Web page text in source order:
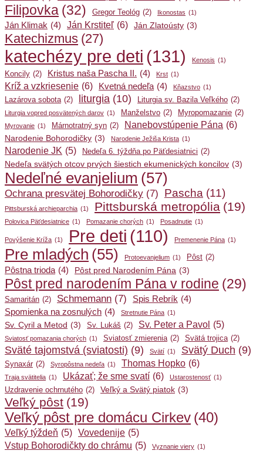
Filipovka (32) Gregor Teológ (2) Ikonostas (1)
Ján Klimak (4) Ján Krstiteľ (6) Ján Zlatoústy (3)
Katechizmus (27)
katechézy pre deti (131) Kenosis (1)
Koncily (2) Kristus naša Pascha II. (4) Krst (1)
Kríž a vzkriesenie (6) Kvetná nedeľa (4) Kňazstvo (1)
Lazárova sobota (2) liturgia (10) Liturgia sv. Bazila Veľkého (2)
Liturgia vopred posvätených darov (1) Manželstvo (2) Myropomazanie (2)
Myrovanie (1) Márnotratný syn (2) Nanebovstúpenie Pána (6)
Narodenie Bohorodičky (3) Narodenie Ježiša Krista (1)
Narodenie JK (5) Nedeľa 6. týždňa po Päťdesiatnici (2)
Nedeľa svätých otcov prvých šiestich ekumenických koncilov (3)
Nedeľné evanjelium (57)
Ochrana presvätej Bohorodičky (7) Pascha (11)
Pittsburská archieparchia (1) Pittsburská metropólia (19)
Polovica Päťdesiatnice (1) Pomazanie chorých (1) Posadnutie (1)
Povýšenie Kríža (1) Pre deti (110) Premenenie Pána (1)
Pre mladých (55) Protoevanjelium (1) Pôst (2)
Pôstna trioda (4) Pôst pred Narodením Pána (3)
Pôst pred narodením Pána v rodine (29)
Samaritán (2) Schmemann (7) Spis Rebrík (4)
Spomienka na zosnulých (4) Stretnutie Pána (1)
Sv. Cyril a Metod (3) Sv. Lukáš (2) Sv. Peter a Pavol (5)
Sviatosť pomazania chorých (1) Sviatosť zmierenia (2) Svätá trojica (2)
Sväté tajomstvá (sviatosti) (9) Svätí (1) Svätý Duch (9)
Synaxár (2) Syropôstna nedeľa (1) Thomas Hopko (6)
Traja svätitelia (1) Ukázať; že sme svatí (6) Ustarostenosť (1)
Uzdravenie ochrnutého (2) Veľký a Svätý piatok (3)
Veľký pôst (19)
Veľký pôst pre domácu Cirkev (40)
Veľký týždeň (5) Vovedenije (5)
Vstup Bohorodičkty do chrámu (5) Vyznanie viery (1)